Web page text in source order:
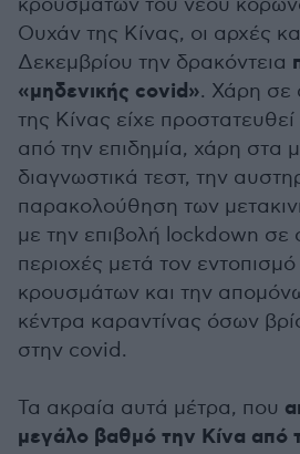
κρουσμάτων του νέου
Ουχάν της Κίνας, οι αρχές
Δεκεμβρίου την δρακόντεια
«μηδενικής covid». Χάρη σε
της Κίνας είχε
από την επιδημία, χάρη στα
διαγνωστικά τεστ, την
παρακολούθηση των
με την επιβολή lockdown σε
περιοχές μετά τον εντοπισμό
κρουσμάτων και την
κέντρα καραντίνας όσων
στην covid.
Τα ακραία αυτά μέτρα, που
μεγάλο βαθμό την Κίνα από